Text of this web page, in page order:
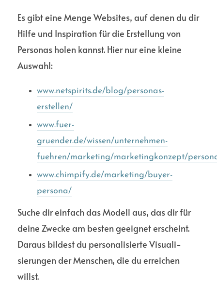
Es gibt eine Menge Websites, auf denen du dir
Hilfe und Inspira­tion für die Erstellung von
Personas holen kannst. Hier nur eine kleine
Auswahl:
www.netspirits.de/blog/personas-
erstellen/
www.fuer-
gruender.de/wissen/unternehmen-
fuehren/marketing/marketingkonzept/
www.chimpify.de/marketing/buyer-
persona/
Suche dir einfach das Modell aus, das dir für
deine Zwecke am besten geeignet erscheint.
Daraus bildest du persona­lisierte Visuali­
sierungen der Menschen, die du erreichen
willst.